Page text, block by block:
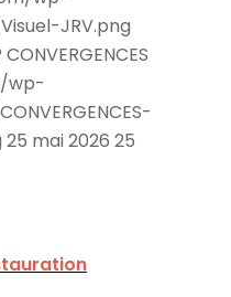
JRV.png
CONVERGENCES
wp-
25 mai 2026 25